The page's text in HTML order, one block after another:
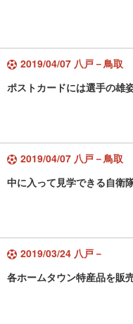
2019/04/07 八戸－鳥取
ポストカードには選手の雄
2019/04/07 八戸－鳥取
中に入って見学できる自衛
2019/03/24 八戸－
各ホームタウン特産品を販